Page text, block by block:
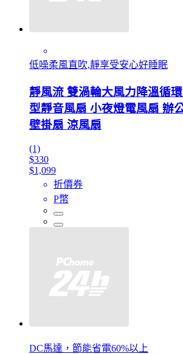
低噪柔風直吹,靜享受安心好睡眠
靜風流 雙渦輪大風力降溫循
型靜音風扇 小夜燈電風扇 辦
壁掛扇 涼風扇
(1)
$330
$1,099
折價券
P幣
DC馬達，節能省電60%以上